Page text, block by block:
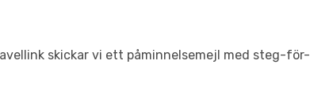
skickar vi ett påminnelsemejl med steg-för-